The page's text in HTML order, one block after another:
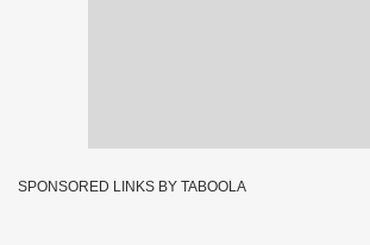
SPONSORED LINKS BY TABOOLA